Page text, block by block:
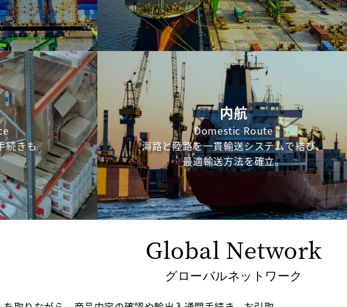
続きも
内航
Domestic Route
海路と陸路を一貫輸送システムで結び、
最適輸送方法を確立。
Global Network
グローバルネットワーク